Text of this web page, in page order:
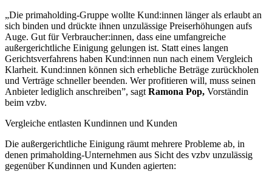
„Die primaholding-Gruppe wollte Kund:innen länger als erlaubt an
sich binden und drückte ihnen unzulässige Preiserhöhungen aufs
Auge. Gut für Verbraucher:innen, dass eine umfangreiche
außergerichtliche Einigung gelungen ist. Statt eines langen
Gerichtsverfahrens haben Kund:innen nun nach einem Vergleich
Klarheit. Kund:innen können sich erhebliche Beträge zurückholen
und Verträge schneller beenden. Wer profitieren will, muss seinen
Anbieter lediglich anschreiben”, sagt Ramona Pop, Vorständin
beim vzbv.
Vergleiche entlasten Kundinnen und Kunden
Die außergerichtliche Einigung räumt mehrere Probleme ab, in
denen primaholding-Unternehmen aus Sicht des vzbv unzulässig
gegenüber Kundinnen und Kunden agierten: